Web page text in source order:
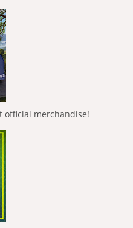
official merchandise!